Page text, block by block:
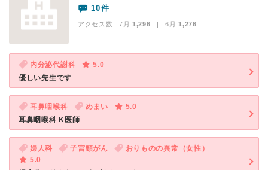
10件
アクセス数 7月:1,296 | 6月:1,276
内分泌代謝科
5.0
優しい先生です
耳鼻咽喉科 めまい
5.0
耳鼻咽喉科 K医師
婦人科 子宮頸がん
おりものの異常（女性）
5.0